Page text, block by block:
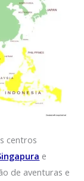
centros
e
de aventuras e